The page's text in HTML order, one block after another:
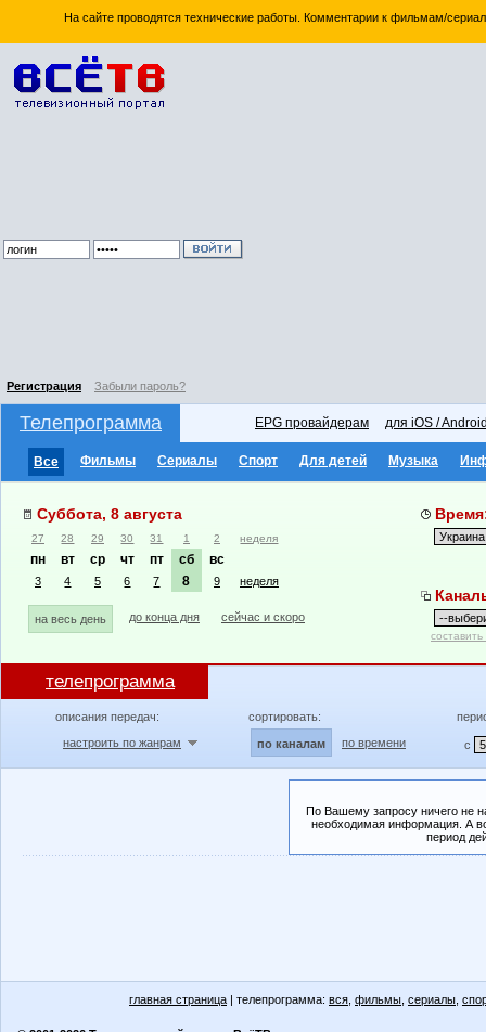
На сайте проводятся технические работы. Комментарии к фильмам/
Регистрация Забыли пароль?
Телепрограмма EPG провайдерам для iOS /
Все Фильмы Сериалы Спорт Для детей Музыка
Суббота, 8 августа
27 28 29 30 31 1 2 неделя
пн вт ср чт пт сб вс
3 4 5 6 7 8 9 неделя
на весь день до конца дня сейчас и скоро
телепрограмма
описания передач:
настроить по жанрам
сортировать:
по каналам по времени с
По Вашему запросу ничего не
необходимая информация. А
период
главная страница | телепрограмма: вся фильмы сериалы